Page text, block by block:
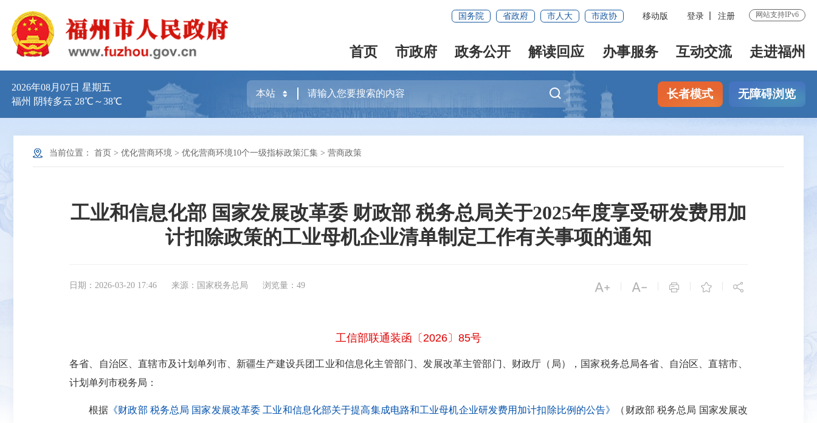
国务院 省政府 市人大 市政协 移动版 登录 注册 网站支持IPv6
首页 市政府 政务公开 解读回应 办事服务 互动交流 走进福州
2026年08月07日 星期五
福州 阴转多云 28℃～38℃
长者模式 无障碍浏览
当前位置： 首页 > 优化营商环境 > 优化营商环境10个一级指标政策汇集 > 营商政策
工业和信息化部 国家发展改革委 财政部 税务总局关于2025年度享受研发费用加
计扣除政策的工业母机企业清单制定工作有关事项的通知
日期：2026-03-20 17:46 来源：国家税务总局 浏览量：49  |  |  |  | 
工信部联通装函〔2026〕85号
各省、自治区、直辖市及计划单列市、新疆生产建设兵团工业和信息化主管部门、发展改革主管部门、财政厅（局），国家税务总局各省、自治区、直辖市、
计划单列市税务局：
根据 《财政部 税务总局 国家发展改革委 工业和信息化部关于提高集成电路和工业母机企业研发费用加计扣除比例的公告》
（财政部 税务总局 国家发展改